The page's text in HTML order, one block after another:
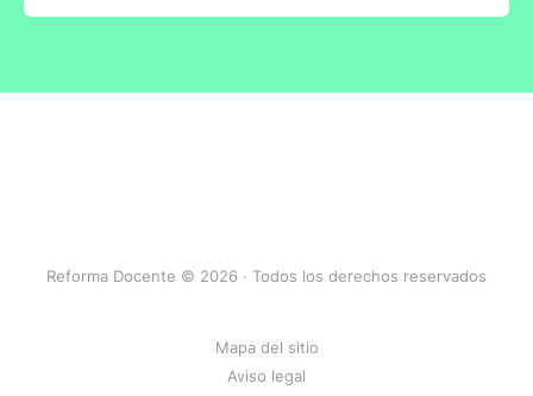
Reforma Docente © 2026 · Todos los derechos reservados
Mapa del sitio
Aviso legal